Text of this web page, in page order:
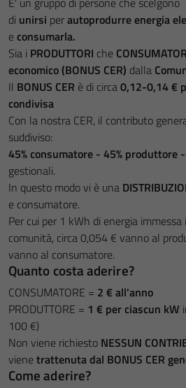
di unirsi perautoprodurre energia
econsumarla.
Sia i PRODUTTORI che
economico (BONUS CER) dalla
Il BONUS CER è di circa0,12-0,14 €
condivisa
Con la nostra CER, il contributo
suddiviso:
45% consumatore - 45% produttore
gestionali.
In questo modo vi è una
e consumatore.
Per cui per 1 kWh di energia
comunità, circa 0,054 € vanno al
vanno al consumatore.
Quanto costa aderire?
CONSUMATORE = 2 € all'anno
PRODUTTORE = 1 € per ciascun kW
100 €)
Non viene richiesto NESSUN
vienetrattenuta dal BONUS CER
Come aderire?